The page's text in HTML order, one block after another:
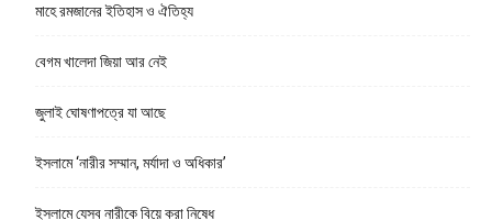
মাহে রমজানের ইতিহাস ও ঐতিহ্য
বেগম খালেদা জিয়া আর নেই
জুলাই ঘোষণাপত্রে যা আছে
ইসলামে ‘নারীর সম্মান, মর্যাদা ও অধিকার’
ইসলামে যেসব নারীকে বিয়ে করা নিষেধ